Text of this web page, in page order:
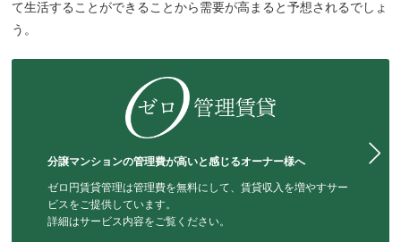
て生活することができることから需要が高まると予想されるでしょ
う。
分譲マンションの管理費が高いと感じるオーナー様へ
ゼロ円賃貸管理は管理費を無料にして、賃貸収入を増やすサー
ビスをご提供しています。
詳細はサービス内容をご覧ください。